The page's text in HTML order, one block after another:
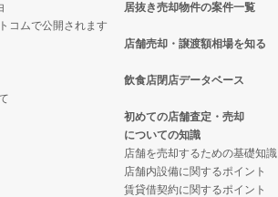
コムで公開されます
居抜き売却物件の案件一覧
店舗売却・譲渡額相場を知る
飲食店閉店データベース
初めての店舗査定・売却
についての知識
店舗を売却するための基礎知識
店舗内設備に関するポイント
賃貸借契約に関するポイント